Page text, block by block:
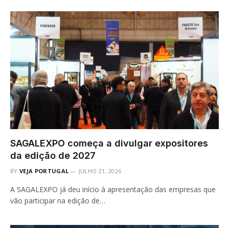
SAGALEXPO começa a divulgar expositores
da edição de 2027
BY VEJA PORTUGAL JULHO 21, 2026
A SAGALEXPO já deu início à apresentação das empresas que
vão participar na edição de…